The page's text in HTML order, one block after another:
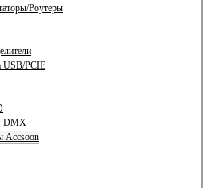
Роутеры
USB/PCIE
DMX
Accsoon